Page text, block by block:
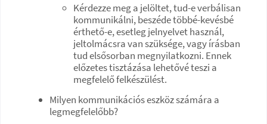
Kérdezze meg a jelöltet, tud-e verbálisan
kommunikálni, beszéde többé-kevésbé
érthető-e, esetleg jelnyelvet használ,
jeltolmácsra van szüksége, vagy írásban
tud elsősorban megnyilatkozni. Ennek
előzetes tisztázása lehetővé teszi a
megfelelő felkészülést. ​​​​​​​
Milyen kommunikációs eszköz számára a
legmegfelelőbb?